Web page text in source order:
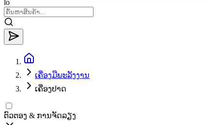
lo
ເຄື່ອງ​ມື​ພະ​ລັງ​ງານ​
ເຄື່ອງປາດ
ຕົວຕອງ & ການຈັດລຽງ